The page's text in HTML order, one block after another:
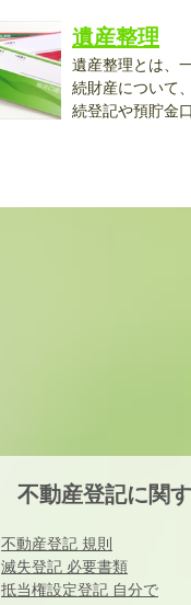
遺産整理
遺産整理とは、
続財産について
続登記や預貯金
不動産登記に関
不動産登記 規則
滅失登記 必要書類
抵当権設定登記 自分で